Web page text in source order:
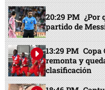
20:29 PM ¿Por
partido de
13:29 PM Copa
remonta y
clasificación